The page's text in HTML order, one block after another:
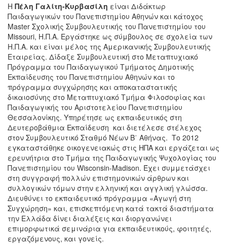
Η Πέλη Γαλίτη-Κυρβασίλη είναι Διδάκτωρ
Παιδαγωγικών του Πανεπιστημίου Αθηνών και κάτοχος
Master Σχολικής Συμβουλευτικής του Πανεπιστημίου του
Missouri, Η.Π.Α. Εργάστηκε ως σύμβουλος σε σχολεία των
Η.Π.Α. και είναι μέλος της Αμερικανικής Συμβουλευτικής
Εταιρείας. Δίδαξε Συμβουλευτική στο Mεταπτυχιακό
Πρόγραμμα του Παιδαγωγικού Τμήματος Δημοτικής
Εκπαίδευσης του Πανεπιστημίου Αθηνών και το
πρόγραμμα συγχώρησης και αποκαταστατικής
δικαιοσύνης στο Mεταπτυχιακό Tμήμα Φιλοσοφίας και
Παιδαγωγικής του Αριστοτελείου Πανεπιστημίου
Θεσσαλονίκης. Υπηρέτησε ως εκπαιδευτικός στη
Δευτεροβάθμια Εκπαίδευση και διετέλεσε στέλεχος
στον Συμβουλευτικό Σταθμό Νέων Β΄ Αθήνας. Το 2012
εγκαταστάθηκε οικογενειακώς στις ΗΠΑ και εργάζεται ως
ερευνήτρια στο Τμήμα της Παιδαγωγικής Ψυχολογίας του
Πανεπιστημίου του Wisconsin-Madison. Έχει συμμετάσχει
στη συγγραφή πολλών επιστημονικών άρθρων και
συλλογικών τόμων στην ελληνική και αγγλική γλώσσα.
Διευθύνει το εκπαιδευτικό πρόγραμμα «Αγωγή στη
Συγχώρηση» και, επισκεπτόμενη κατά τακτά διαστήματα
την Ελλάδα δίνει διαλέξεις και διοργανώνει
επιμορφωτικά σεμινάρια για εκπαιδευτικούς, φοιτητές,
εργαζόμενους, και γονείς.